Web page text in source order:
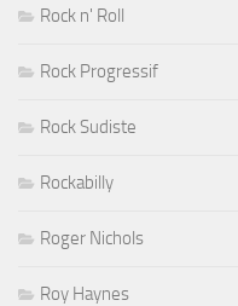
Rock n' Roll
Rock Progressif
Rock Sudiste
Rockabilly
Roger Nichols
Roy Haynes